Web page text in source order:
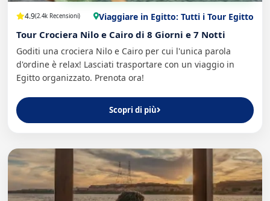
4.9(2.4k Recensioni) Viaggiare in Egitto: Tutti i Tour Egitto
Tour Crociera Nilo e Cairo di 8 Giorni e 7 Notti
Goditi una crociera Nilo e Cairo per cui l'unica parola
d'ordine è relax! Lasciati trasportare con un viaggio in
Egitto organizzato. Prenota ora!
Scopri di più